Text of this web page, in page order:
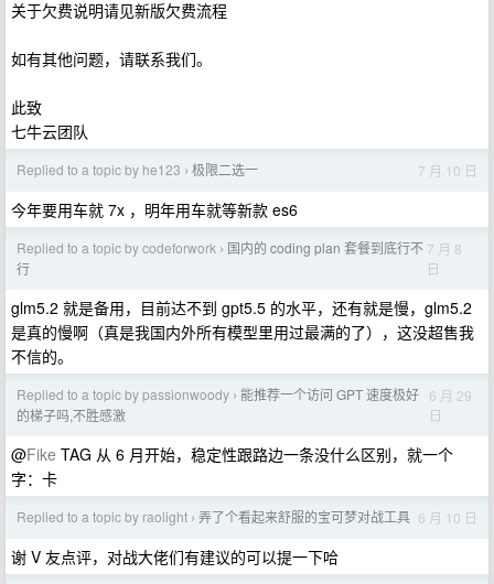
关于欠费说明请见新版欠费流程
如有其他问题，请联系我们。
此致
七牛云团队
Replied to a topic by he123 › 极限二选一 7 月 10 日
今年要用车就 7x ，明年用车就等新款 es6
Replied to a topic by codeforwork › 国内的 coding plan 套餐到底行不
行
7 月 8
日
glm5.2 就是备用，目前达不到 gpt5.5 的水平，还有就是慢，glm5.2
是真的慢啊（真是我国内外所有模型里用过最满的了），这没超售我
不信的。
Replied to a topic by passionwoody › 能推荐一个访问 GPT 速度极好
的梯子吗,不胜感激
6 月 29
日
@Fike TAG 从 6 月开始，稳定性跟路边一条没什么区别，就一个
字：卡
Replied to a topic by raolight › 弄了个看起来舒服的宝可梦对战工具 6 月 10 日
谢 V 友点评，对战大佬们有建议的可以提一下哈